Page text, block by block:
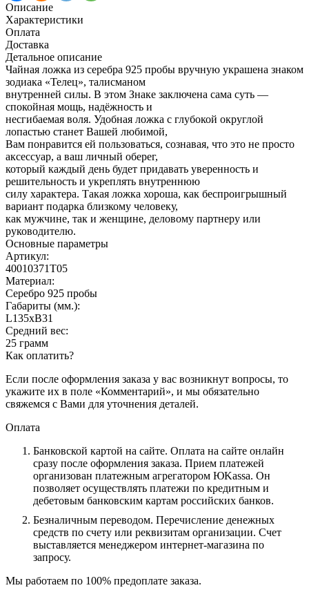
Описание
Характеристики
Оплата
Доставка
Детальное описание
Чайная ложка из серебра 925 пробы вручную украшена знаком
зодиака «Телец», талисманом
внутренней силы. В этом Знаке заключена сама суть —
спокойная мощь, надёжность и
несгибаемая воля. Удобная ложка с глубокой округлой
лопастью станет Вашей любимой,
Вам понравится ей пользоваться, сознавая, что это не просто
аксессуар, а ваш личный оберег,
который каждый день будет придавать уверенность и
решительность и укреплять внутреннюю
силу характера. Такая ложка хороша, как беспроигрышный
вариант подарка близкому человеку,
как мужчине, так и женщине, деловому партнеру или
руководителю.
Основные параметры
Артикул:
40010371Т05
Материал:
Серебро 925 пробы
Габариты (мм.):
L135хB31
Средний вес:
25 грамм
Как оплатить?
Если после оформления заказа у вас возникнут вопросы, то
укажите их в поле «Комментарий», и мы обязательно
свяжемся с Вами для уточнения деталей.
Оплата
Банковской картой на сайте. Оплата на сайте онлайн
сразу после оформления заказа. Прием платежей
организован платежным агрегатором ЮKassa. Он
позволяет осуществлять платежи по кредитным и
дебетовым банковским картам российских банков.
Безналичным переводом. Перечисление денежных
средств по счету или реквизитам организации. Счет
выставляется менеджером интернет-магазина по
запросу.
Мы работаем по 100% предоплате заказа.